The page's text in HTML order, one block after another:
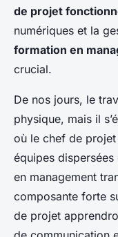
de projet
numériques et la
formation en
crucial.
De nos jours, le
physique, mais il
où le chef de
équipes
en management
composante forte
de projet